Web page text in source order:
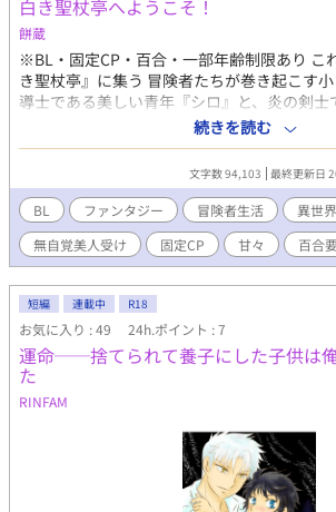
死去。 高橋悠真（21歳）：純真で感受性豊か
を抱え蓮にカウンセリングを依頼。 ストーリ
の古いアパートで始まる深夜のカウンセリ
と、その間に現れる謎の人格レイ。悠真は
がらも、次第に隠された真実に近づいてい
の霊、悠真の前世の記憶、そして究極の愛の
できる要素 多様な官能シーン（初体験・人格
景）、複雑な心理描写、ミステリー要素、
破滅的美学、感動的なクライマックス。 独
ト 多重人格×霊的存在×転生という三重の設
複雑さ。心理学的リアリティと超自然的幻想
でありながら美しい希望で締めくくられる構
体の両方に訴える高品質な官能描写。
白き聖杖亭へようこそ！
餅蔵
※BL・固定CP・百合・一部年齢制限あり こ
き聖杖亭』に集う 冒険者たちが巻き起こす
導士である美しい青年『シロ』と、炎の剣士
『レオン』 彼らの恋模様とそれを取り巻く
紡ぐ、笑いあり、感動あり、エロあり（予定
り口の視点がちょいちょい変わります。 閲
ついています。
続きを読む
文字数 94,103 最終更新日
BL ファンタジー 冒険者生活 異世界
無自覚美人受け
固定CP 甘々 百合
短編 連載中 R18
お気に入り : 49 24h.ポイント : 7
運命──捨てられて養子にした子供は
た
RINFAM